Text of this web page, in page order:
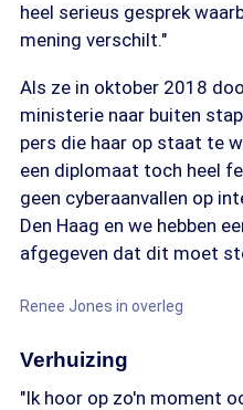
heel serieus gesprek
mening verschilt."
Als ze in oktober 2018
ministerie naar buiten
pers die haar op staat te
een diplomaat toch heel
geen cyberaanvallen op
Den Haag en we hebben
afgegeven dat dit moet
Renee Jones in overleg
Verhuizing
"Ik hoor op zo'n moment